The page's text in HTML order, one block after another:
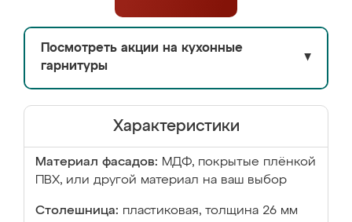
Посмотреть акции на кухонные
гарнитуры
▼
Характеристики
Материал фасадов: МДФ, покрытые плёнкой
ПВХ, или другой материал на ваш выбор
Столешница: пластиковая, толщина 26 мм